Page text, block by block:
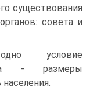
существования
совета и
условие
- размеры